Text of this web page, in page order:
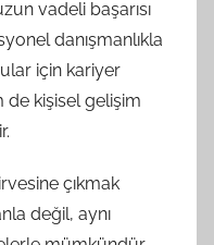
vadeli başarısı
danışmanlıkla
için kariyer
de kişisel gelişim
çıkmak
değil, aynı